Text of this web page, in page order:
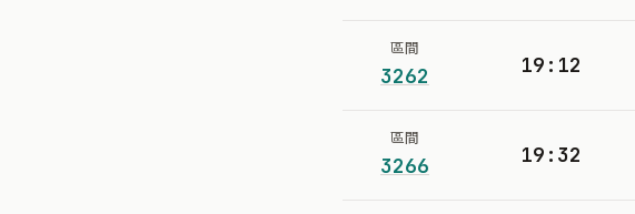
區間
3262 19:12
區間
3266 19:32